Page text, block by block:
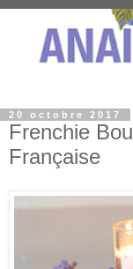
20 octobre 2017
Frenchie
Française